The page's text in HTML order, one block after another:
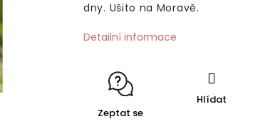
dny. Ušito na Moravě.
Detailní informace
Zeptat se
Hlídat